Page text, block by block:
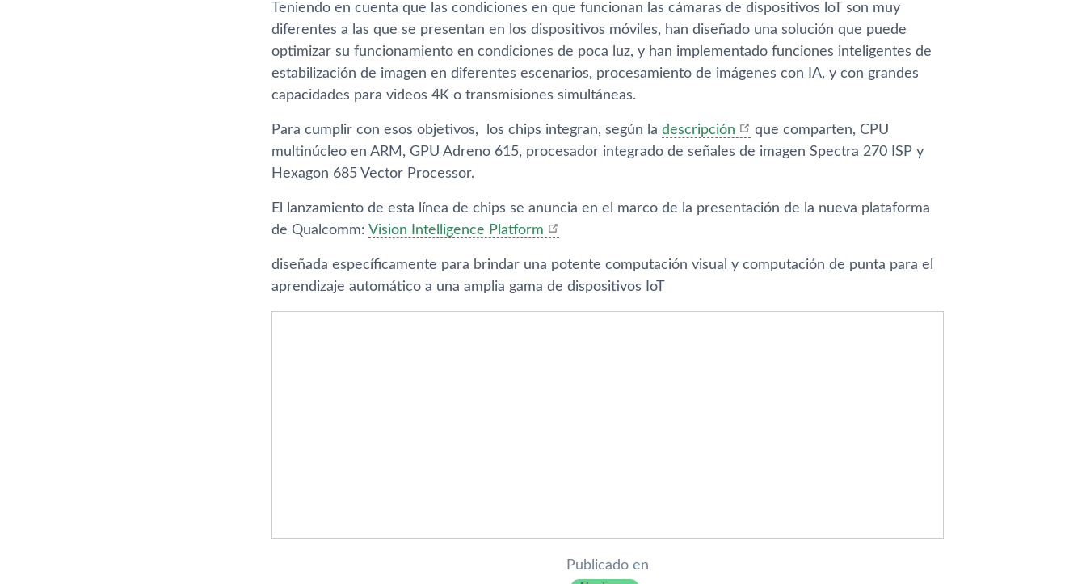
Teniendo en cuenta que las condiciones en que funcionan las cámaras de dispositivos loT son muy
diferentes a las que se presentan en los dispositivos móviles, han diseñado una solución que puede
optimizar su funcionamiento en condiciones de poca luz, y han implementado funciones inteligentes de
estabilización de imagen en diferentes escenarios, procesamiento de imágenes con IA, y con grandes
capacidades para videos 4K o transmisiones simultáneas.
Para cumplir con esos objetivos, los chips integran, según la descripción
que comparten, CPU
multinúcleo en ARM, GPU Adreno 615, procesador integrado de señales de imagen Spectra 270 ISP y
Hexagon 685 Vector Processor.
El lanzamiento de esta lí­nea de chips se anuncia en el marco de la presentación de la nueva plataforma
de Qualcomm: Vision Intelligence Platform
diseñada especí­ficamente para brindar una potente computación visual y computación de punta para el
aprendizaje automático a una amplia gama de dispositivos IoT
Publicado en